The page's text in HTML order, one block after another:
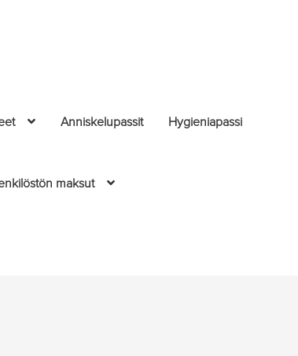
Anniskelupassit Hygieniapassi
maksut